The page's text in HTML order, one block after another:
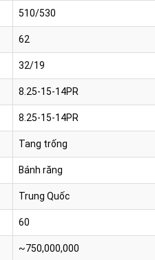
510/530
62
32/19
8.25-15-14PR
8.25-15-14PR
Tang trống
Bánh răng
Trung Quốc
60
~750,000,000